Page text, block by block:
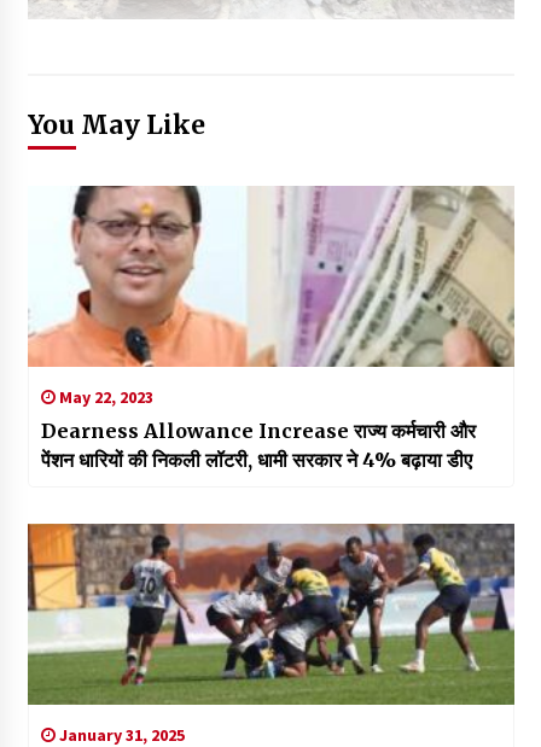
You May Like
May 22, 2023
Dearness Allowance Increase राज्य कर्मचारी और
पेंशन धारियों की निकली लॉटरी, धामी सरकार ने 4% बढ़ाया डीए
January 31, 2025